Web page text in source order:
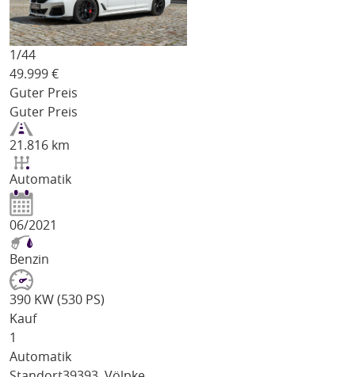
1/44
49.999 €
Guter Preis
Guter Preis
21.816 km
Automatik
06/2021
Benzin
390 KW (530 PS)
Kauf
1
Automatik